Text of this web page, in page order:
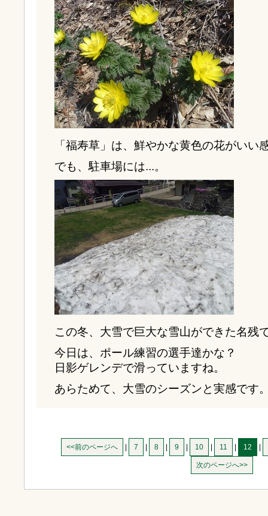
「福寿草」は、鮮やかな黄色の花がいい
でも、駐車場には...。
この冬、大雪で巨大な雪山ができた名残
今日は、ポール練習の選手達かな？
日影ゲレンデで滑っていますね。
あらためて、大雪のシーズンと実感です
<<前のページへ 7 8 9 10 11 12
次のページへ>>